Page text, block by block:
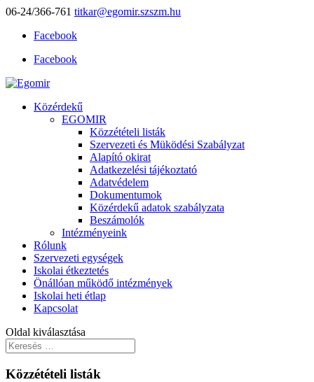
06-24/366-761 titkar@egomir.szszm.hu
Facebook
Facebook
Közérdekű
EGOMIR
Közzétételi listák
Szervezeti és Müködési Szabályzat
Alapító okirat
Adatkezelési tájékoztató
Adatvédelem
Dokumentumok
Közérdekű adatok szabályzata
Beszámolók
Intézményeink
Rólunk
Szervezeti egységek
Iskolai étkeztetés
Önállóan működő intézmények
Iskolai heti étlap
Kapcsolat
Oldal kiválasztása
Közzétételi listák